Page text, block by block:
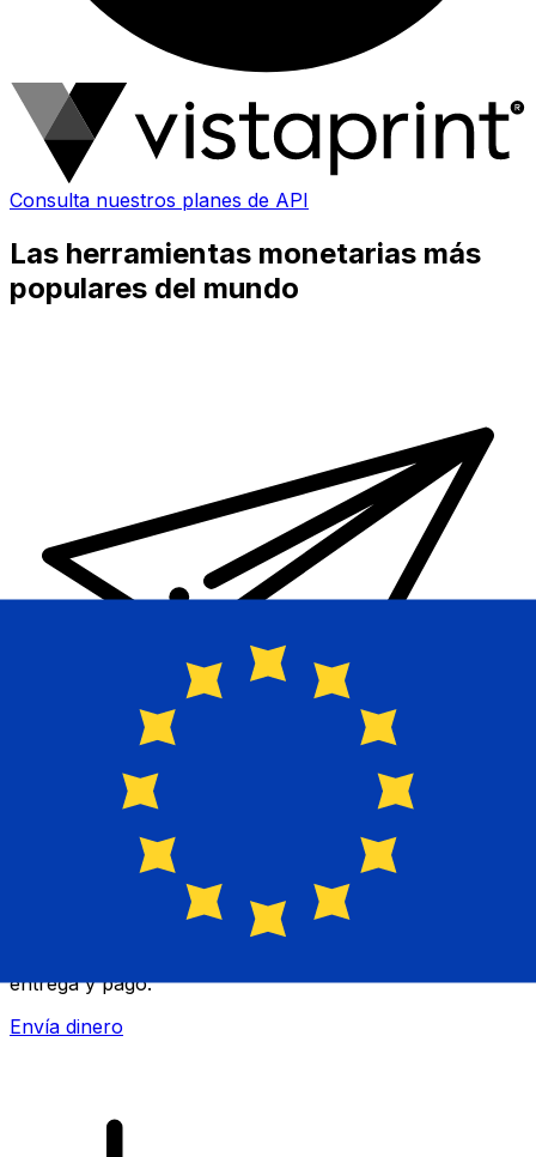
Consulta nuestros planes de API
Las herramientas monetarias más
populares del mundo
Transferencia Internacional de Dinero Xe
Envía dinero online rápido, seguro y fácil. Seguimiento
entrega y pago.
Envía dinero